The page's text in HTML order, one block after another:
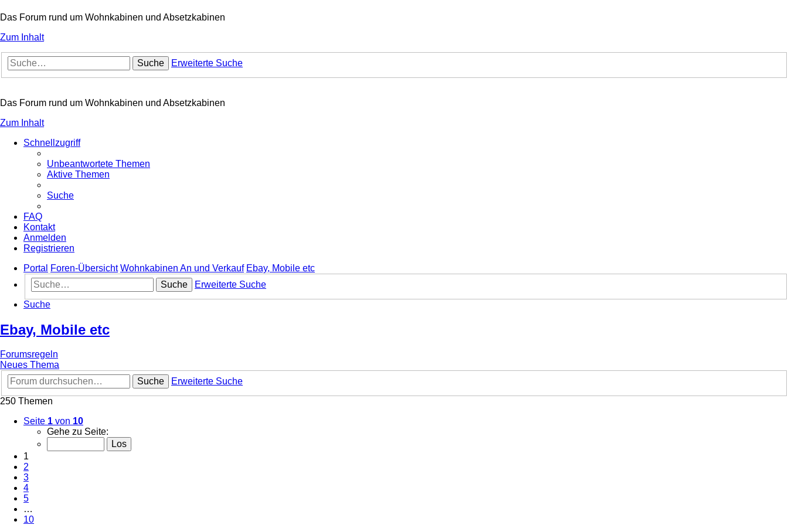
Das Forum rund um Wohnkabinen und Absetzkabinen
Zum Inhalt
Suche Erweiterte Suche
Das Forum rund um Wohnkabinen und Absetzkabinen
Zum Inhalt
Schnellzugriff
Unbeantwortete Themen
Aktive Themen
Suche
FAQ
Kontakt
Anmelden
Registrieren
Portal
Foren-Übersicht Wohnkabinen An und Verkauf Ebay, Mobile etc
Suche
Erweiterte Suche
Suche
Ebay, Mobile etc
Forumsregeln
Neues Thema
Suche
Erweiterte Suche
250 Themen
Seite 1 von 10
Gehe zu Seite:
1
2
3
4
5
…
10